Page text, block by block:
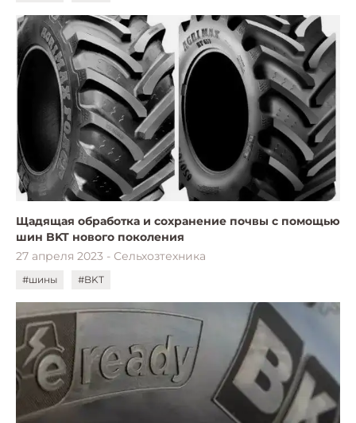
Щадящая обработка и сохранение почвы с помощью
шин BKT нового поколения
27 апреля 2023 - Сельхозтехника
#шины #BKT